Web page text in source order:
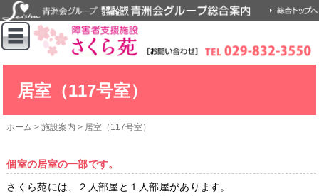
居室（117号室）
ホーム >施設案内 > 居室（117号室）
個室の居室の一部です。
さくら苑には、２人部屋と１人部屋があります。